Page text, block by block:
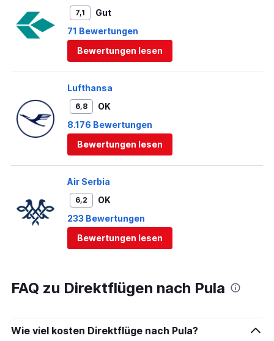
7,1
Gut
71 Bewertungen
Bewertungen lesen
Lufthansa
6,8
OK
8.176 Bewertungen
Bewertungen lesen
Air Serbia
6,2
OK
233 Bewertungen
Bewertungen lesen
FAQ zu Direktflügen nach Pula
Wie viel kosten Direktflüge nach Pula?